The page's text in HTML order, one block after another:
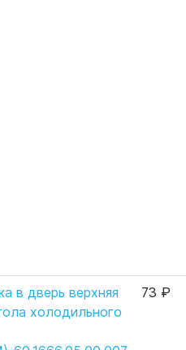
в дверь верхняя
холодильного
73 ₽